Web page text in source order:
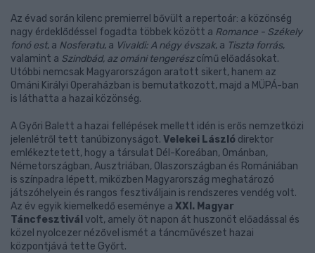
Az évad során kilenc premierrel bővült a repertoár: a közönség
nagy érdeklődéssel fogadta többek között a Romance - Székely
fonó est, a Nosferatu, a Vivaldi: A négy évszak, a Tiszta forrás,
valamint a Szindbád, az ománi tengerészcímű előadásokat.
Utóbbi nemcsak Magyarországon aratott sikert, hanem az
Ománi Királyi Operaházban is bemutatkozott, majd a MÜPÁ-ban
is láthatta a hazai közönség.
A Győri Balett a hazai fellépések mellett idén is erős nemzetközi
jelenlétről tett tanúbizonyságot. Velekei László direktor
emlékeztetett, hogy a társulat Dél-Koreában, Ománban,
Németországban, Ausztriában, Olaszországban és Romániában
is színpadra lépett, miközben Magyarország meghatározó
játszóhelyein és rangos fesztiváljain is rendszeres vendég volt.
Az év egyik kiemelkedő eseménye a XXI. Magyar
Táncfesztivál volt, amely öt napon át huszonöt előadással és
közel nyolcezer nézővel ismét a táncművészet hazai
központjává tette Győrt.